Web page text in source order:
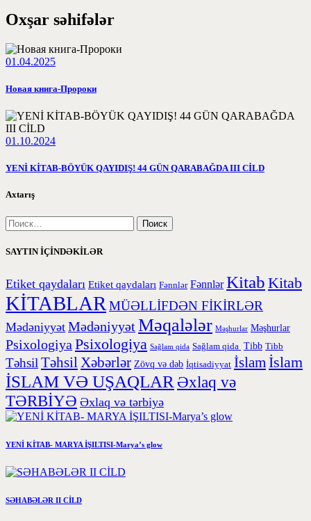
Oxşar səhifələr
01.04.2025
Новая книга-Пророки
01.10.2024
YENİ KİTAB-BÖYÜK QAYIDIŞ! 44 GÜN QARABAĞDA III CİLD
Axtarış
SAYTIN İÇİNDƏKİLƏR
Etiket qaydaları Etiket qaydaları Fənnlər Fənnlər Kitab Kitab
KİTABLAR MÜƏLLİFDƏN FİKİRLƏR
Mədəniyyət MədəniyyətMəqalələr Məşhurlar Məşhurlar
Psixologiya Psixologiya Sağlam qida Sağlam qida Tibb Tibb
Təhsil TəhsilXəbərlər Zövq və dəb İqtisadiyyat İslam İslam
İSLAM VƏ UŞAQLAR Əxlaq və
TƏRBİYƏ Əxlaq və tərbiyə
YENİ KİTAB- MARYA İŞILTISI-Marya’s glow
SƏHABƏLƏR II CİLD